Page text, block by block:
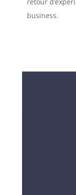
business.